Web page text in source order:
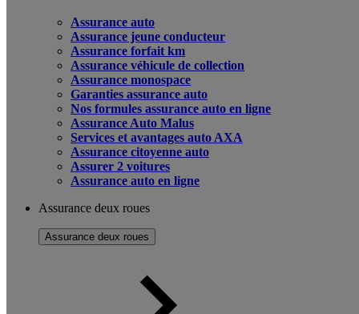
Assurance auto
Assurance jeune conducteur
Assurance forfait km
Assurance véhicule de collection
Assurance monospace
Garanties assurance auto
Nos formules assurance auto en ligne
Assurance Auto Malus
Services et avantages auto AXA
Assurance citoyenne auto
Assurer 2 voitures
Assurance auto en ligne
Assurance deux roues
Assurance deux roues